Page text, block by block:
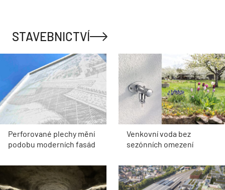
STAVEBNICTVÍ
Perforované plechy mění
podobu moderních fasád
Venkovní voda bez
sezónních omezení